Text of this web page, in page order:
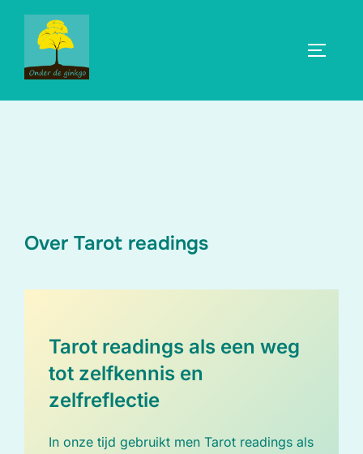
inhoud
Over Tarot readings
Tarot readings als een weg
tot zelfkennis en
zelfreflectie
In onze tijd gebruikt men Tarot readings als